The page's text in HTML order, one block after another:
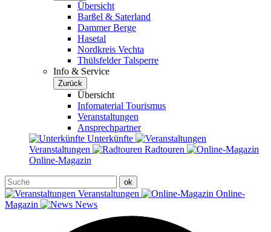
Übersicht
Barßel & Saterland
Dammer Berge
Hasetal
Nordkreis Vechta
Thülsfelder Talsperre
Info & Service
Zurück
Übersicht
Infomaterial Tourismus
Veranstaltungen
Ansprechpartner
Unterkünfte
Veranstaltungen
Radtouren
Online-Magazin
Veranstaltungen
Online-
Magazin
News